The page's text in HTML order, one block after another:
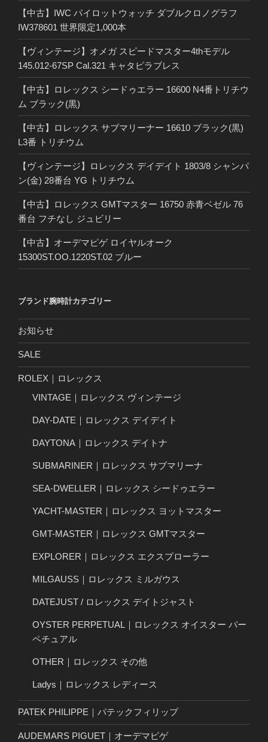
【中古】IWC パイロットウォッチ ダブルクロノグラフ
IW378601 世界限定1,000本
【ヴィンテージ】オメガ スピードマスター4thモデル
145.012-67SP Cal.321 キャタピラブレス
【中古】ロレックス シードゥエラー 16600 N4番トリチウ
ム ブラック(黒)
【中古】ロレックス サブマリーナー 16610 ブラック(黒)
L3番 トリチウム
【ヴィンテージ】ロレックス デイデイト 1803/8 シャンパ
ン(金) 28番台 YG トリチウム
【中古】ロレックス GMTマスター 16750 赤青ベゼル 76
番台 フチなし ジュビリー
【中古】オーデマピゲ ロイヤルオーク
15300ST.OO.1220ST.02 ブルー
ブランド腕時計カテゴリー
お知らせ
SALE
ROLEX｜ロレックス
VINTAGE｜ロレックス ヴィンテージ
DAY-DATE｜ロレックス デイデイト
DAYTONA｜ロレックス デイトナ
SUBMARINER｜ロレックス サブマリーナ
SEA-DWELLER｜ロレックス シードゥエラー
YACHT-MASTER｜ロレックス ヨットマスター
GMT-MASTER｜ロレックス GMTマスター
EXPLORER｜ロレックス エクスプローラー
MILGAUSS｜ロレックス ミルガウス
DATEJUST / ロレックス デイトジャスト
OYSTER PERPETUAL｜ロレックス オイスター パー
ペチュアル
OTHER｜ロレックス その他
Ladys｜ロレックス レディース
PATEK PHILIPPE｜パテックフィリップ
AUDEMARS PIGUET｜オーデマピゲ